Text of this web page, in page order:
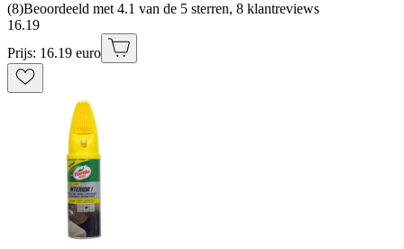
(8)Beoordeeld met 4.1 van de 5 sterren, 8 klantreviews
16.19
Prijs: 16.19 euro